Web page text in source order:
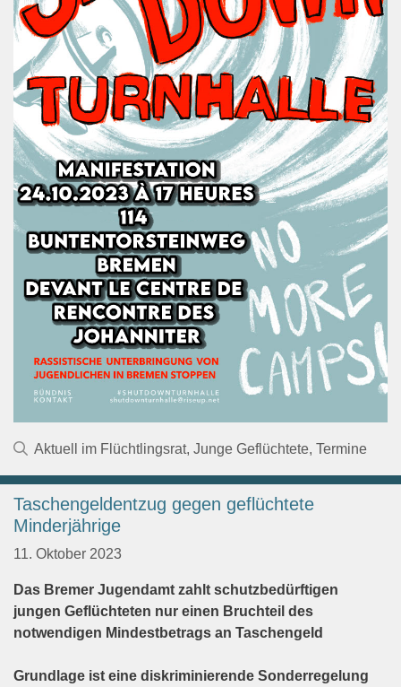
Kategorien
Aktuell im Flüchtlingsrat, Junge Geflüchtete, Termine
Taschengeldentzug gegen geflüchtete
Minderjährige
11. Oktober 2023
Das Bremer Jugendamt zahlt schutzbedürftigen
jungen Geflüchteten nur einen Bruchteil des
notwendigen Mindestbetrags an Taschengeld
Grundlage ist eine diskriminierende Sonderregelung